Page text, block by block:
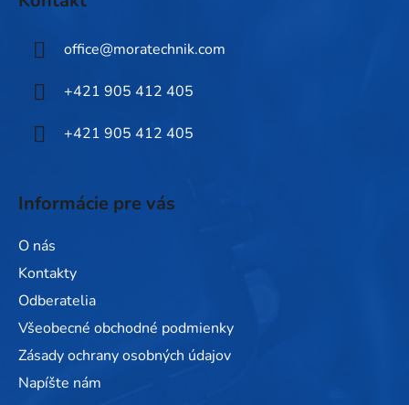
office@moratechnik.com
+421 905 412 405
+421 905 412 405
Informácie pre vás
O nás
Kontakty
Odberatelia
Všeobecné obchodné podmienky
Zásady ochrany osobných údajov
Napíšte nám